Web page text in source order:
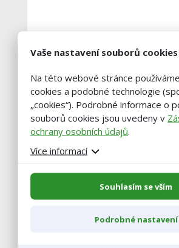
žadatelé dokládají
zemědělskému
fondunejpozději do 31.
Nedoručí-li žadatel pro
na SZIF Deklaraci chovu
opisu registru koní,
zohledněni při výpočtu
hospodářských zvířat!
Vaše nastavení souborů cookies
Na této webové stránce
cookies a podobné technologie
„cookies“). Podrobné informace o
souborů cookies jsou uvedeny v
ochrany osobních údajů.
Více informací
Souhlasím se vším
Podrobné nastavení